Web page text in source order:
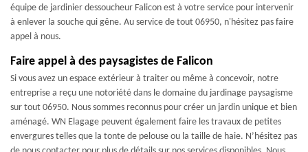
équipe de jardinier dessoucheur Falicon est à votre service pour intervenir
à enlever la souche qui gêne. Au service de tout 06950, n'hésitez pas faire
appel à nous.
Faire appel à des paysagistes de Falicon
Si vous avez un espace extérieur à traiter ou même à concevoir, notre
entreprise a reçu une notoriété dans le domaine du jardinage paysagisme
sur tout 06950. Nous sommes reconnus pour créer un jardin unique et bien
aménagé. WN Elagage peuvent également faire les travaux de petites
envergures telles que la tonte de pelouse ou la taille de haie. N’hésitez pas